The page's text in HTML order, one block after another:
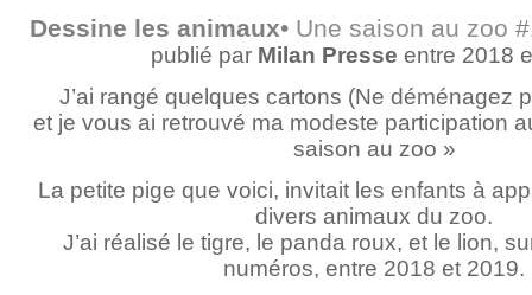
Dessine les animaux• Une saison au zoo
publié par Milan Presse entre 2018
J’ai rangé quelques cartons (Ne déménagez
et je vous ai retrouvé ma modeste participation
saison au zoo »
La petite pige que voici, invitait les enfants à
divers animaux du zoo.
J’ai réalisé le tigre, le panda roux, et le lion,
numéros, entre 2018 et 2019.